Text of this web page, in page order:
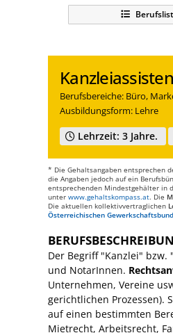
Berufsbereiche: Büro,
Ausbildungsform: Lehre
Lehrzeit: 3 Jahre.
* Die Gehaltsangaben entsprechen
die Angaben jedoch auf ein
entsprechenden Mindestgehälter in
unter www.gehaltskompass.at. Die
Die aktuellen kollektivvertraglichen
Österreichischen
Der Begriff "Kanzlei" bzw.
und NotarInnen.
Unternehmen, Vereine
gerichtlichen Prozessen).
auf einen bestimmten
Mietrecht, Arbeitsrecht,